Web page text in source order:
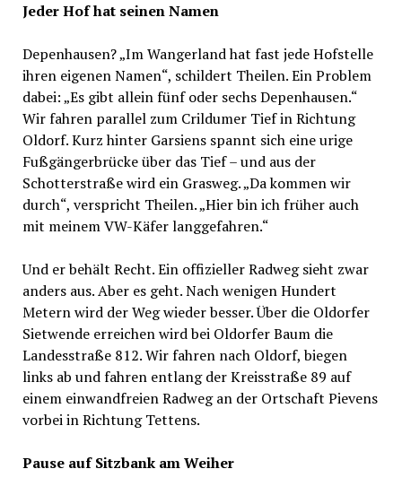
Jeder Hof hat seinen Namen
Depenhausen? „Im Wangerland hat fast jede Hofstelle
ihren eigenen Namen“, schildert Theilen. Ein Problem
dabei: „Es gibt allein fünf oder sechs Depenhausen.“
Wir fahren parallel zum Crildumer Tief in Richtung
Oldorf. Kurz hinter Garsiens spannt sich eine urige
Fußgängerbrücke über das Tief – und aus der
Schotterstraße wird ein Grasweg. „Da kommen wir
durch“, verspricht Theilen. „Hier bin ich früher auch
mit meinem VW-Käfer langgefahren.“
Und er behält Recht. Ein offizieller Radweg sieht zwar
anders aus. Aber es geht. Nach wenigen Hundert
Metern wird der Weg wieder besser. Über die Oldorfer
Sietwende erreichen wird bei Oldorfer Baum die
Landesstraße 812. Wir fahren nach Oldorf, biegen
links ab und fahren entlang der Kreisstraße 89 auf
einem einwandfreien Radweg an der Ortschaft Pievens
vorbei in Richtung Tettens.
Pause auf Sitzbank am Weiher